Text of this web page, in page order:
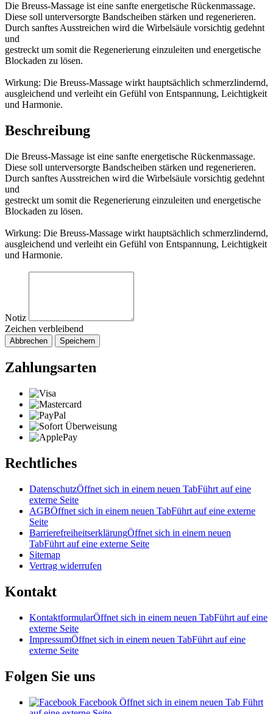
Die Breuss-Massage ist eine sanfte energetische Rückenmassage.
Diese soll unterversorgte Bandscheiben stärken und regenerieren.
Durch sanftes Ausstreichen wird die Wirbelsäule vorsichtig gedehnt
und
gestreckt um somit die Regenerierung einzuleiten und energetische
Blockaden zu lösen.
Wirkung: Die Breuss-Massage wirkt hauptsächlich schmerzlindernd,
ausgleichend und verleiht ein Gefühl von Entspannung, Leichtigkeit
und Harmonie.
Beschreibung
Die Breuss-Massage ist eine sanfte energetische Rückenmassage.
Diese soll unterversorgte Bandscheiben stärken und regenerieren.
Durch sanftes Ausstreichen wird die Wirbelsäule vorsichtig gedehnt
und
gestreckt um somit die Regenerierung einzuleiten und energetische
Blockaden zu lösen.
Wirkung: Die Breuss-Massage wirkt hauptsächlich schmerzlindernd,
ausgleichend und verleiht ein Gefühl von Entspannung, Leichtigkeit
und Harmonie.
Notiz
Zeichen verbleibend
Abbrechen Speichern
Zahlungsarten
Rechtliches
DatenschutzÖffnet sich in einem neuen TabFührt auf eine
externe Seite
AGBÖffnet sich in einem neuen TabFührt auf eine externe
Seite
BarrierefreiheitserklärungÖffnet sich in einem neuen
TabFührt auf eine externe Seite
Sitemap
Vertrag widerrufen
Kontakt
KontaktformularÖffnet sich in einem neuen TabFührt auf eine
externe Seite
ImpressumÖffnet sich in einem neuen TabFührt auf eine
externe Seite
Folgen Sie uns
Facebook Öffnet sich in einem neuen Tab Führt